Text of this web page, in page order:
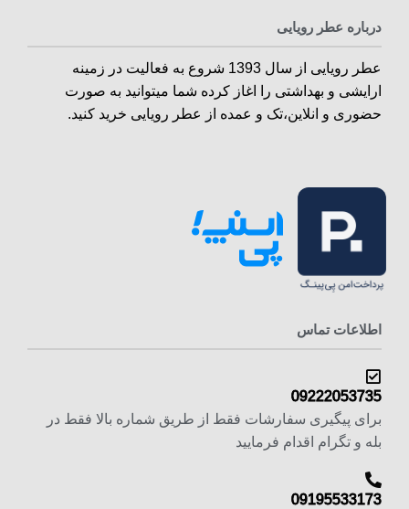
درباره عطر رویایی
عطر رویایی از سال 1393 شروع به فعالیت در زمینه
ارایشی و بهداشتی را اغاز کرده شما میتوانید به صورت
حضوری و انلاین،تک و عمده از عطر رویایی خرید کنید.
اطلاعات تماس
09222053735
برای پیگیری سفارشات فقط از طریق شماره بالا فقط در
بله و تگرام اقدام فرمایید
09195533173